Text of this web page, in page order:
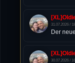
31.07.2026 /
Der
30.07.2026 /